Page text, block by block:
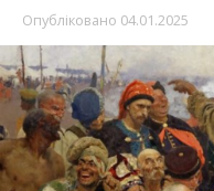
Опубліковано 04.01.2025